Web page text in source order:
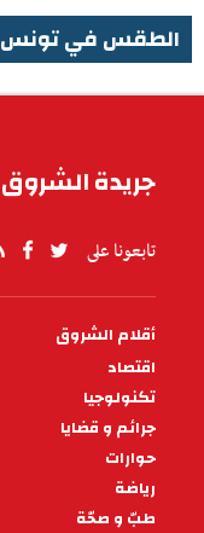
الطقس في تونس
جريدة الشروق
تابعونا على
PIED
DE
PAGE
أقلام الشروق
اقتصاد
تكنولوجيا
جرائم و قضايا
حوارات
رياضة
طبّ و صحّة